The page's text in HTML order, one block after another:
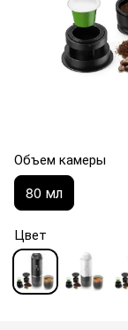
Объем камеры
80 мл
Цвет